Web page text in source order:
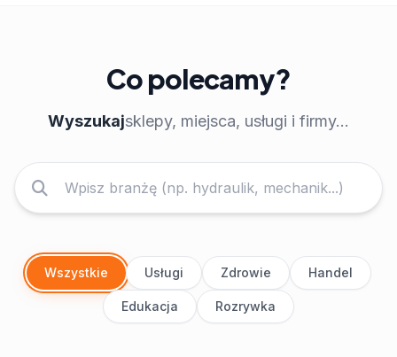
Co polecamy?
Wyszukajsklepy, miejsca, usługi i firmy...
Wszystkie Usługi Zdrowie Handel
Edukacja Rozrywka